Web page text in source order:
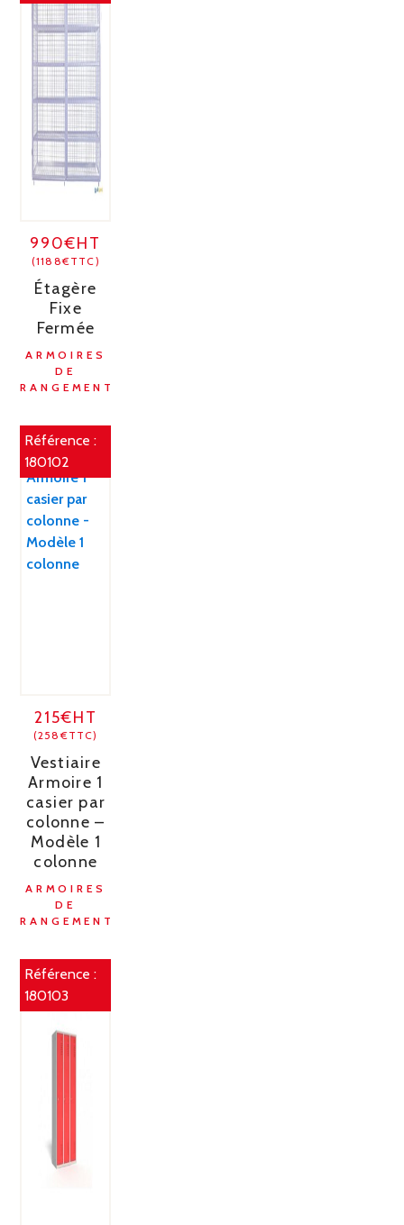
990€HT
(1188€TTC)
Étagère
Fixe
Fermée
ARMOIRES
DE
RANGEMENT
Référence :
180102
215€HT
(258€TTC)
Vestiaire
Armoire 1
casier par
colonne –
Modèle 1
colonne
ARMOIRES
DE
RANGEMENT
Référence :
180103